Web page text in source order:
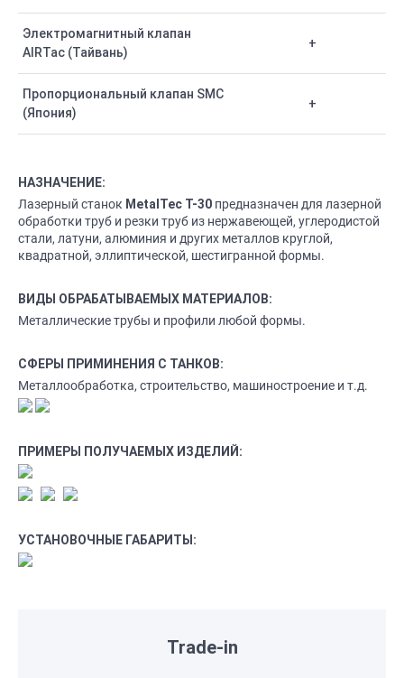
Электромагнитный клапан
AIRTac (Тайвань)
+
Пропорциональный клапан SMC
(Япония)
+
НАЗНАЧЕНИЕ:
Лазерный станок MetalTec Т-30 предназначен для лазерной
обработки труб и резки труб из нержавеющей, углеродистой
стали, латуни, алюминия и других металлов круглой,
квадратной, эллиптической, шестигранной формы.
ВИДЫ ОБРАБАТЫВАЕМЫХ МАТЕРИАЛОВ:
Металлические трубы и профили любой формы.
СФЕРЫ ПРИМИНЕНИЯ С ТАНКОВ:
Металлообработка, строительство, машиностроение и т.д.
ПРИМЕРЫ ПОЛУЧАЕМЫХ ИЗДЕЛИЙ:
УСТАНОВОЧНЫЕ ГАБАРИТЫ:
Trade-in